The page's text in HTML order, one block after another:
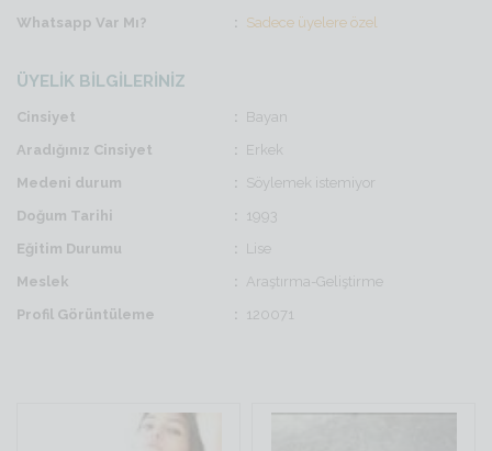
Whatsapp Var Mı?
Sadece üyelere özel
ÜYELİK BİLGİLERİNİZ
Cinsiyet
Bayan
Aradığınız Cinsiyet
Erkek
Medeni durum
Söylemek istemiyor
Doğum Tarihi
1993
Eğitim Durumu
Lise
Meslek
Araştırma-Geliştirme
Profil Görüntüleme
120071